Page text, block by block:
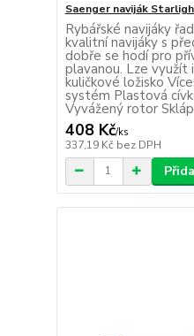
Saenger naviják
Rybářské navijáky
kvalitní navijáky s
dobře se hodí pro
plavanou. Lze využít
kuličkové ložisko
systém Plastová
Vyvážený rotor
408 Kč/ks
337,19 Kč bez DPH